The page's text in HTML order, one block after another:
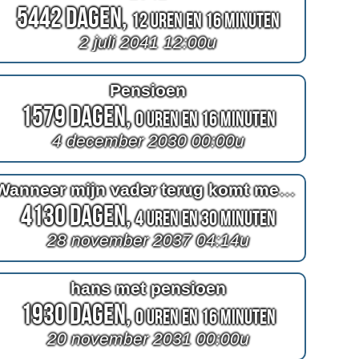
5442 Dagen,12 Uren en 16 Minuten
2 juli 2041 12:00u
Pensioen
1579 Dagen,0 Uren en 16 Minuten
4 december 2030 00:00u
Wanneer mijn vader terug komt met melk
4130 Dagen,4 Uren en 30 Minuten
28 november 2037 04:14u
hans met pensioen
1930 Dagen,0 Uren en 16 Minuten
20 november 2031 00:00u